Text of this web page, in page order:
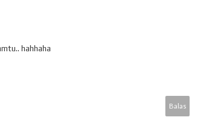
hahhaha
Balas